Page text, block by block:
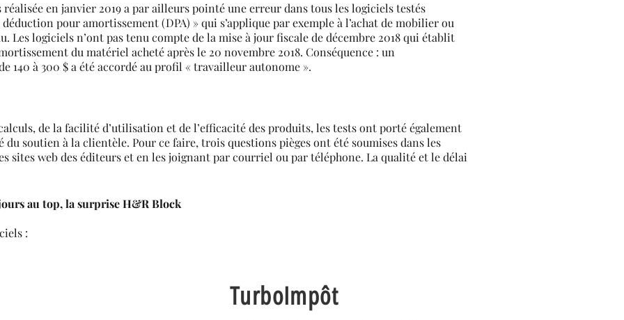
réalisée en janvier 2019 a par ailleurs pointé une erreur dans tous les logiciels testés
pour amortissement (DPA) » qui s’applique par exemple à l’achat de mobilier ou
Les logiciels n’ont pas tenu compte de la mise à jour fiscale de décembre 2018 qui établit
du matériel acheté après le 20 novembre 2018. Conséquence : un
140 à 300 $ a été accordé au profil « travailleur autonome ».
de la facilité d’utilisation et de l’efficacité des produits, les tests ont porté également
du soutien à la clientèle. Pour ce faire, trois questions pièges ont été soumises dans les
sites web des éditeurs et en les joignant par courriel ou par téléphone. La qualité et le délai
au top, la surprise H&R Block
:
TurboImpôt